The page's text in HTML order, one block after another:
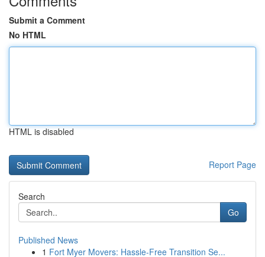
Submit a Comment
No HTML
HTML is disabled
Report Page
Search
Go
Published News
1 Fort Myer Movers: Hassle-Free Transition Se...